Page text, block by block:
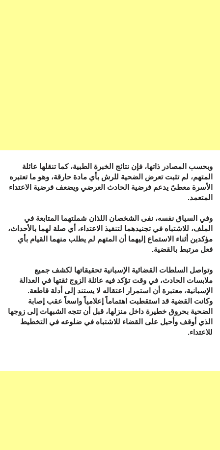
وبحسب المصادر ذاتها، فإن نتائج الخبرة الطبية، كما تنقلها عائلة
المتهم، لم تثبت تعرض الضحية للرش بأي مادة حارقة، وهو ما تعتبره
الأسرة معطىً يدعم فرضية الحادث العرضي ويضعف فرضية الاعتداء
المتعمد.
وفي السياق نفسه، نفى الشخصان اللذان شملتهما المتابعة في
الملف، للاشتباه في تجنيدهما لتنفيذ الاعتداء، أي صلة لهما بالأحداث،
مؤكدين أثناء الاستماع إليهما أن المتهم لم يطلب منهما القيام بأي
فعل مرتبط بالقضية.
وتواصل السلطات القضائية الإسبانية تحقيقاتها لكشف جميع
ملابسات الحادث، في وقت تؤكد فيه عائلة الزوج ثقتها في العدالة
الإسبانية، معتبرة أن استمرار اعتقاله لا يستند إلى أدلة قاطعة.
وكانت القضية قد استقطبت اهتماماً إعلامياً واسعاً عقب إصابة
الضحية بحروق خطيرة داخل منزلها، قبل أن تتجه الشبهات إلى زوجها
الذي أوقف وأحيل على القضاء للاشتباه في ضلوعه في التخطيط
للاعتداء.